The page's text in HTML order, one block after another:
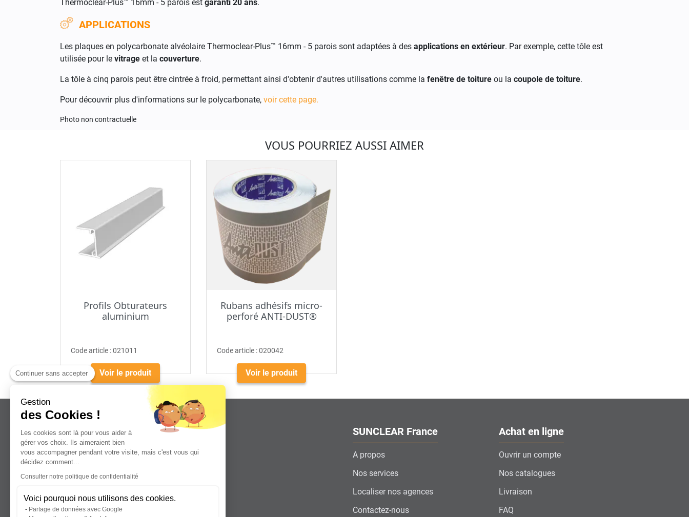
Thermoclear-Plus™ 16mm - 5 parois est garanti 20 ans.
APPLICATIONS
Les plaques en polycarbonate alvéolaire Thermoclear-Plus™ 16mm - 5 parois sont adaptées à des applications en extérieur. Par exemple, cette tôle est
utilisée pour le vitrage et la couverture.
La tôle à cinq parois peut être cintrée à froid, permettant ainsi d'obtenir d'autres utilisations comme la fenêtre de toiture ou la coupole de toiture.
Pour découvrir plus d'informations sur le polycarbonate, voir cette page.
Photo non contractuelle
VOUS POURRIEZ AUSSI AIMER
Profils Obturateurs
aluminium
Code article :021011
Voir le produit
Rubans adhésifs micro-
perforé ANTI-DUST®
Code article :020042
Voir le produit
Leader dans la distribution de plaques
pour professionnels.
SUNCLEAR France
A propos
Nos services
Localiser nos agences
Contactez-nous
Achat en ligne
Ouvrir un compte
Nos catalogues
Livraison
FAQ
Continuer sans accepter
Gestion
des Cookies !
Les cookies sont là pour vous aider à
gérer vos choix. Ils aimeraient bien
vous accompagner pendant votre visite, mais c'est vous qui
décidez comment...
Consulter notre politique de confidentialité
Voici pourquoi nous utilisons des cookies.
Partage de données avec Google